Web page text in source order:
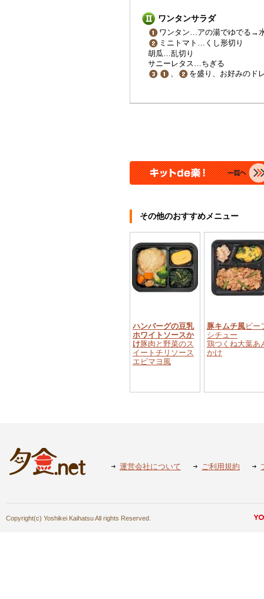
ワンタンサラダ
ワンタン…アの湯でゆでる→
ミニトマト…くし形切り
胡瓜…乱切り
サニーレタス…ちぎる
、
を盛り、お好みのド
その他のおすすめメニュー
ハンバーグの豆乳
ホワイトソースか
け豚肉と野菜のス
イートチリソース
エビマヨ風
豚キムチ風ビー
シチュー
鶏つくね大葉あ
かけ
運営会社について ご利用規約
Copyright(c) Yoshikei Kaihatsu All rights Reserved.